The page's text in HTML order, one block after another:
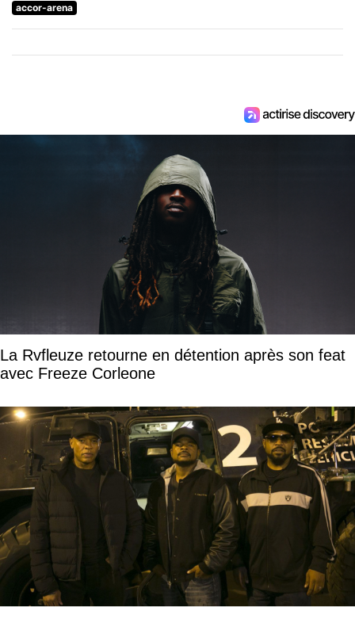
accor-arena
La Rvfleuze retourne en détention après son feat
avec Freeze Corleone